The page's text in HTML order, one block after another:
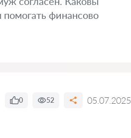
финансово
0 52 05.07.2025